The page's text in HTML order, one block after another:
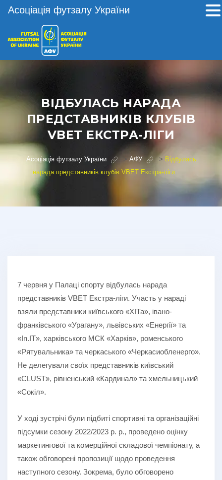
ВІДБУЛАСЬ НАРАДА
ПРЕДСТАВНИКІВ КЛУБІВ
VBET ЕКСТРА-ЛІГИ
Асоціація футзалу України >АФУ > Відбулась
нарада представників клубів VBET Екстра-ліги
7 червня у Палаці спорту відбулась нарада
представників VBET Екстра-ліги. Участь у нараді
взяли представники київського «ХІТа», івано-
франківського «Урагану», львівських «Енергії» та
«In.IT», харківського МСК «Харків», роменського
«Рятувальника» та черкаського «Черкасиобленерго».
Не делегували своїх представників київський
«CLUST», рівненський «Кардинал» та хмельницький
«Сокіл».
У ході зустрічі були підбиті спортивні та організаційні
підсумки сезону 2022/2023 р. р., проведено оцінку
маркетингової та комерційної складової чемпіонату, а
також обговорені пропозиції щодо проведення
наступного сезону. Зокрема, було обговорено
Асоціація футзалу України